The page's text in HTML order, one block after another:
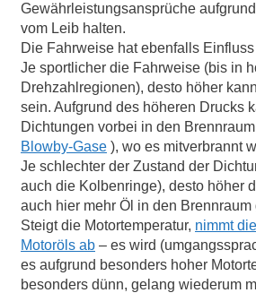
Gewährleistungsansprüche
vom Leib halten.
Die Fahrweise hat ebenfalls
Je sportlicher die Fahrweise (bis in
Drehzahlregionen), desto höher
sein. Aufgrund des höheren Drucks
Dichtungen vorbei in den
Blowby-Gase ), wo es mitverbrannt
Je schlechter der Zustand der
auch die Kolbenringe), desto höher
auch hier mehr Öl in den
Steigt die Motortemperatur, nimmt
Motoröls ab – es wird
es aufgrund besonders hoher
besonders dünn, gelang wiederum